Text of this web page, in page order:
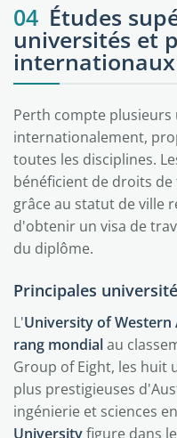
04 Études
universités et
internationaux
Perth compte
internationalement,
toutes les disciplines.
bénéficient de droits
grâce au statut de ville
d'obtenir un visa de
du diplôme.
Principales
L'University of Western
rang mondialau
Group of Eight, les huit
plus prestigieuses
ingénierie et sciences
Universityfigure dans